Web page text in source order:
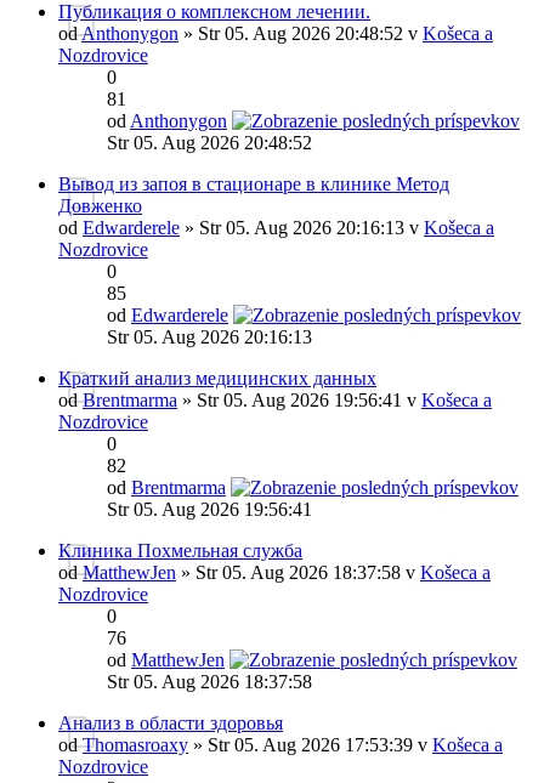
Публикация о комплексном лечении.
odAnthonygon » Str 05. Aug 2026 20:48:52 v Košeca a
Nozdrovice
0
81
od Anthonygon
Str 05. Aug 2026 20:48:52
Вывод из запоя в стационаре в клинике Метод
Довженко
od Edwarderele » Str 05. Aug 2026 20:16:13 v Košeca a
Nozdrovice
0
85
od Edwarderele
Str 05. Aug 2026 20:16:13
Краткий анализ медицинских данных
odBrentmarma » Str 05. Aug 2026 19:56:41 v Košeca a
Nozdrovice
0
82
od Brentmarma
Str 05. Aug 2026 19:56:41
Клиника Похмельная служба
odMatthewJen » Str 05. Aug 2026 18:37:58 v Košeca a
Nozdrovice
0
76
od MatthewJen
Str 05. Aug 2026 18:37:58
Анализ в области здоровья
odThomasroaxy » Str 05. Aug 2026 17:53:39 v Košeca a
Nozdrovice